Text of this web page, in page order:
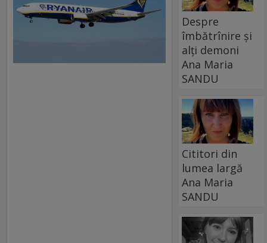
Despre
îmbătrînire și
alți demoni
Ana Maria
SANDU
Cititori din
lumea largă
Ana Maria
SANDU